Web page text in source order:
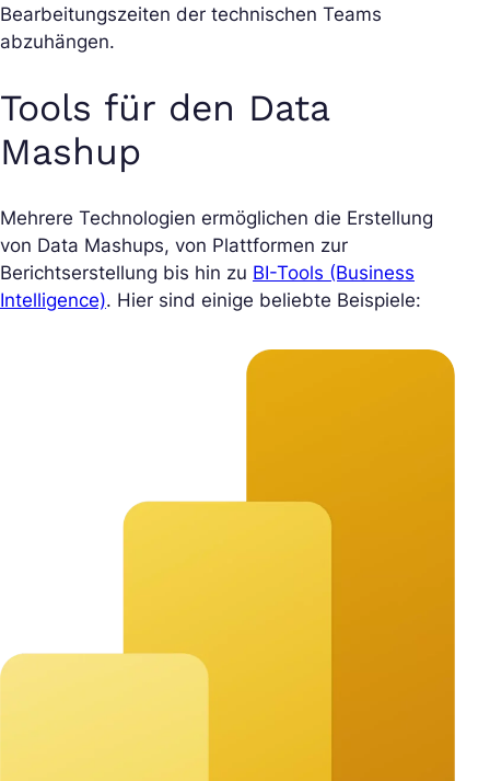
Bearbeitungszeiten der technischen Teams
abzuhängen.
Tools für den Data
Mashup
Mehrere Technologien ermöglichen die Erstellung
von Data Mashups, von Plattformen zur
Berichtserstellung bis hin zu BI-Tools (Business
Intelligence). Hier sind einige beliebte Beispiele: